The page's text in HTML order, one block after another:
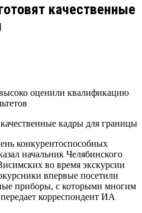
качественные
оценили квалификацию
конкурентоспособных
начальник Челябинского
во время экскурсии
впервые посетили
приборы, с которыми многим
корреспондент ИА